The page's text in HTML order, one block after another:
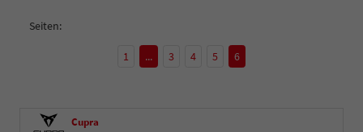
Seiten:
1 ... 3 4 5 6
Cupra